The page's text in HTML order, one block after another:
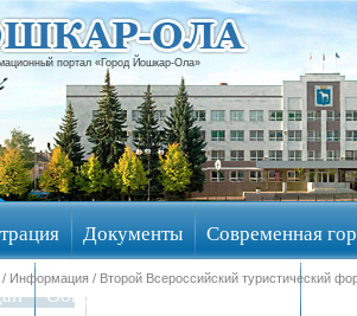
портал «Город Йошкар-Ола»
Документы Современная
Общественные обсуждения
/ Информация / Второй Всероссийский туристический